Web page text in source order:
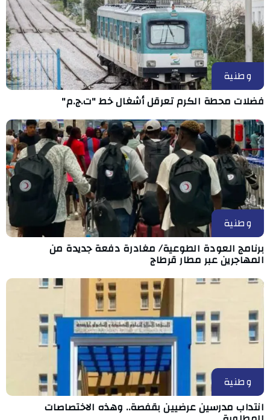
وطنية
فضلات محطة الكرم تعرقل أشغال خط "ت.ج.م"
وطنية
برنامج العودة الطوعية/ مغادرة دفعة جديدة من
المهاجرين عبر مطار قرطاج
وطنية
انتداب مدرسين عرضيين بقفصة.. وهذه الاختصاصات